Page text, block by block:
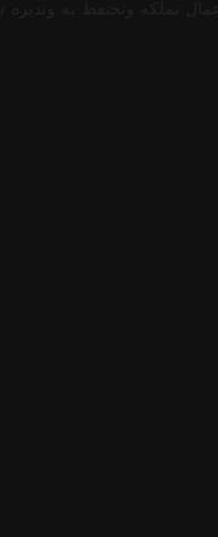
تملكه وتحتفظ به وتديره